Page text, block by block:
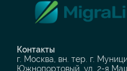
Контакты
г. Москва, вн. тер. г.
Южнопортовый, ул. 2-я